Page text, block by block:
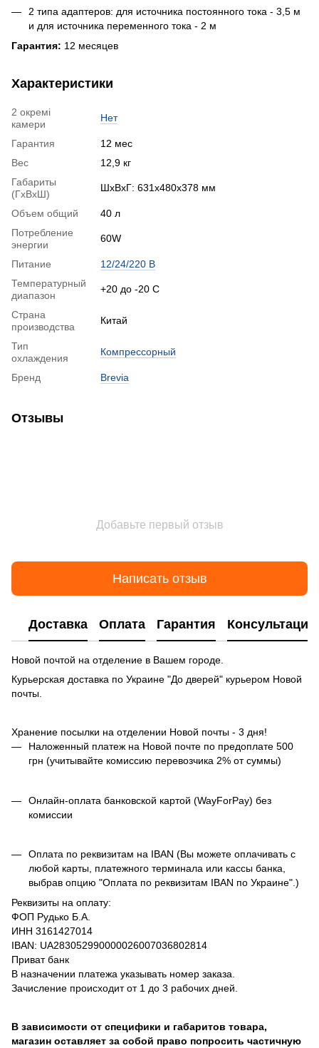
2 типа адаптеров: для источника постоянного тока - 3,5 м
и для источника переменного тока - 2 м
Гарантия: 12 месяцев
Характеристики
2 окремі
камери
Нет
Гарантия
12 мес
Вес
12,9 кг
Габариты
(ГхВхШ)
ШхВхГ: 631х480х378 мм
Объем общий
40 л
Потребление
энергии
60W
Питание
12/24/220 В
Температурный
диапазон
+20 до -20 С
Страна
производства
Китай
Тип
охлаждения
Компрессорный
Бренд Brevia
Отзывы
Добавьте первый отзыв
Написать отзыв
Доставка Оплата Гарантия Консультация
Новой почтой на отделение в Вашем городе.
Курьерская доставка по Украине "До дверей" курьером Новой
почты.
Хранение посылки на отделении Новой почты - 3 дня!
Наложенный платеж на Новой почте по предоплате 500
грн (учитывайте комиссию перевозчика 2% от суммы)
Онлайн-оплата банковской картой (WayForPay) без
комиссии
Оплата по реквизитам на IBAN (Вы можете оплачивать с
любой карты, платежного терминала или кассы банка,
выбрав опцию "Оплата по реквизитам IBAN по Украине".)
Реквизиты на оплату:
ФОП Рудько Б.А.
ИНН 3161427014
IBAN: UA283052990000026007036802814
Приват банк
В назначении платежа указывать номер заказа.
Зачисление происходит от 1 до 3 рабочих дней.
В зависимости от специфики и габаритов товара,
магазин оставляет за собой право попросить частичную